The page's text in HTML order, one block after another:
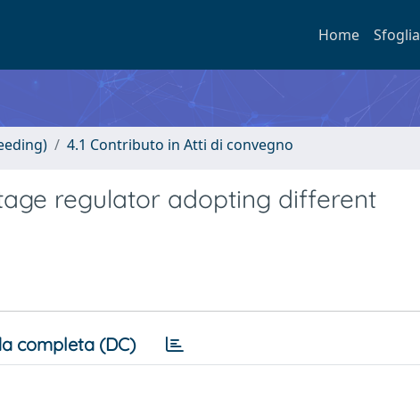
Home Sfoglia
4.1 Contributo in Atti di convegno
regulator adopting different
completa (DC)